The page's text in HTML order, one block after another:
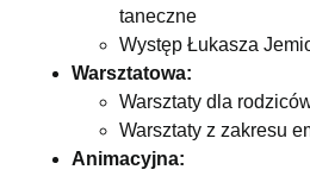
taneczne
Występ Łukasza
Warsztatowa:
Warsztaty dla
Warsztaty z zakresu
Animacyjna: